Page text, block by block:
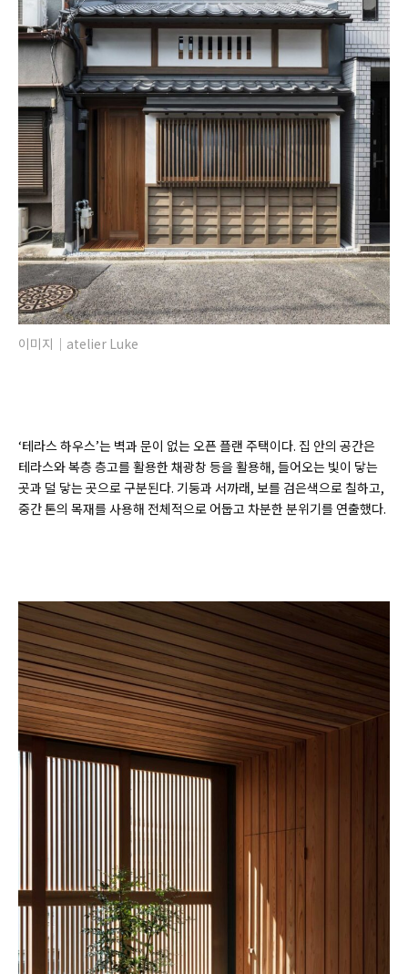
이미지｜atelier Luke
‘테라스 하우스’는 벽과 문이 없는 오픈 플랜 주택이다. 집 안의 공간은
테라스와 복층 층고를 활용한 채광창 등을 활용해, 들어오는 빛이 닿는
곳과 덜 닿는 곳으로 구분된다. 기둥과 서까래, 보를 검은색으로 칠하고,
중간 톤의 목재를 사용해 전체적으로 어둡고 차분한 분위기를 연출했다.